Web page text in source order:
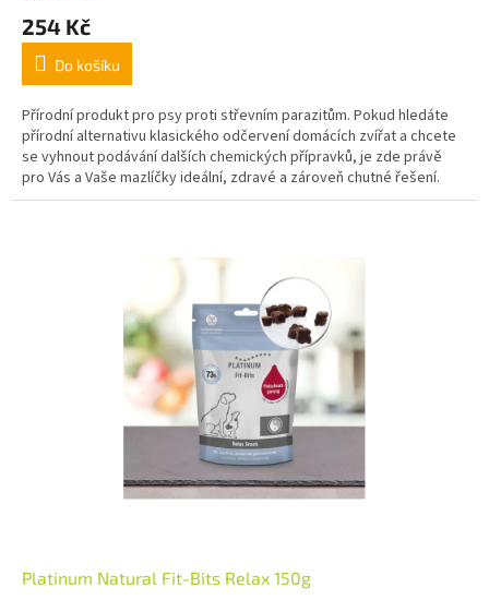
254 Kč
Do košíku
Přírodní produkt pro psy proti střevním parazitům. Pokud hledáte
přírodní alternativu klasického odčervení domácích zvířat a chcete
se vyhnout podávání dalších chemických přípravků, je zde právě
pro Vás a Vaše mazlíčky ideální, zdravé a zároveň chutné řešení.
Platinum Natural Fit-Bits Relax 150g